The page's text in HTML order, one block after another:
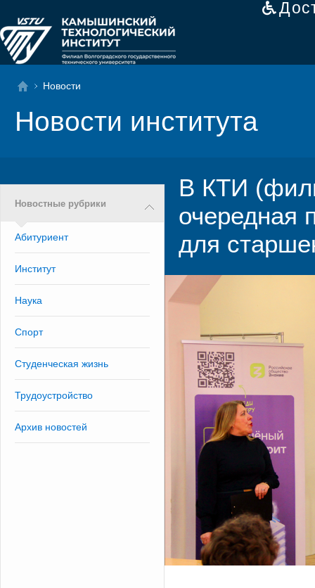
Новости
Новости института
Новостные рубрики
Абитуриент
Институт
Наука
Спорт
Студенческая жизнь
Трудоустройство
Архив новостей
В КТИ
очередная
для